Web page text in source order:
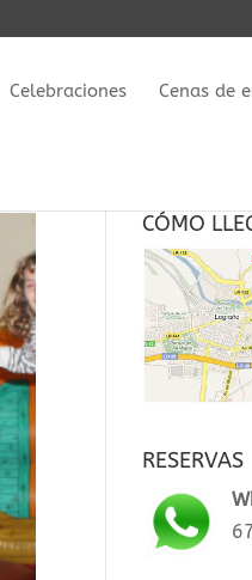
Celebraciones Cenas de
CÓMO
RESERVAS